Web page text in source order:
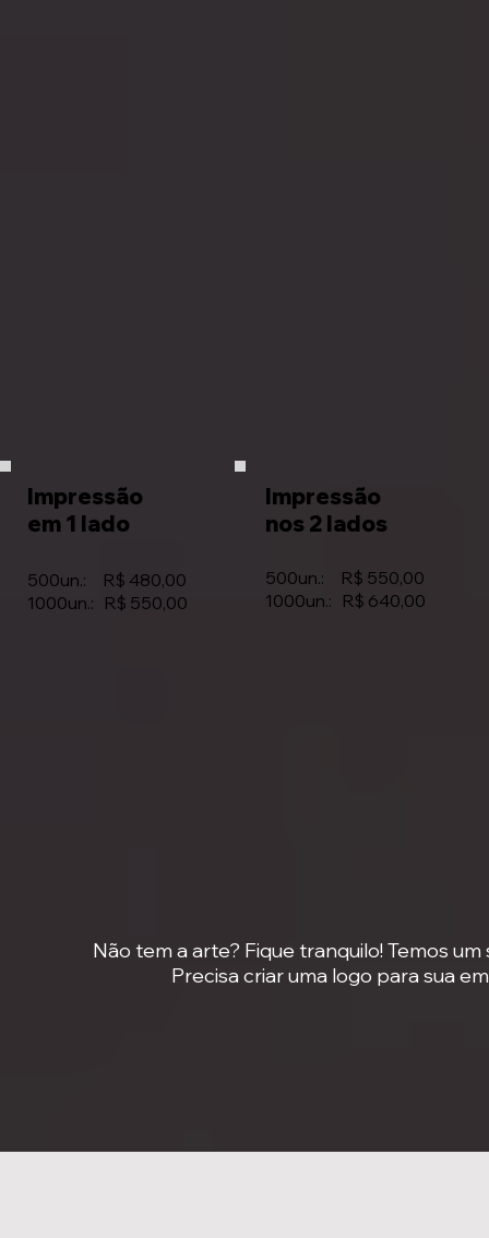
Impressão
em 1 lado
500un.: R$ 480,00
1000un.: R$ 550,00
Impressão
nos 2 lados
500un.: R$ 550,00
1000un.: R$ 640,00
Não tem a arte? Fique tranquilo! Temos
Precisa criar uma logo para sua